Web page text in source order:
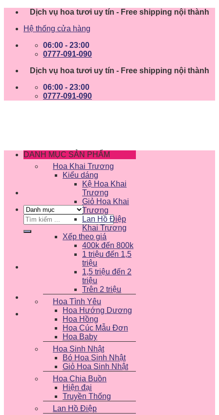
Skip
content
Dịch vụ hoa tươi uy tín - Free shipping nội thành
Hệ thống cửa hàng
06:00 - 23:00
0777-091-090
Dịch vụ hoa tươi uy tín - Free shipping nội thành
06:00 - 23:00
0777-091-090
Tìm
kiếm:
DANH MỤC SẢN PHẨM
Hoa Khai Trương
Kiểu dáng
Kệ Hoa Khai
Trương
Giỏ Hoa Khai
Trương
Lan Hồ Điệp
Khai Trương
Xếp theo giá
400k đến 800k
1 triệu đến 1,5
triệu
1,5 triệu đến 2
triệu
Trên 2 triệu
Hoa Tình Yêu
Hoa Hướng Dương
Hoa Hồng
Hoa Cúc Mẫu Đơn
Hoa Baby
Hoa Sinh Nhật
Bó Hoa Sinh Nhật
Giỏ Hoa Sinh Nhật
Hoa Chia Buồn
Hiện đại
Truyền Thống
Lan Hồ Điệp